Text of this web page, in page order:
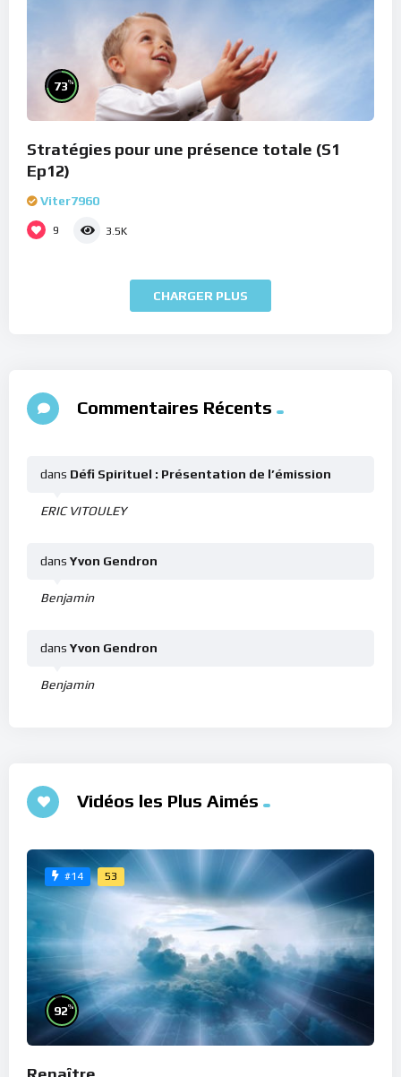
73%
Stratégies pour une présence totale (S1
Ep12)
Viter7960
9 3.5K
CHARGER PLUS
Commentaires Récents
ERIC VITOULEY
dans Défi Spirituel : Présentation de l’émission
Benjamin
dans Yvon Gendron
Benjamin
dans Yvon Gendron
Vidéos les Plus Aimés
#14 53
92%